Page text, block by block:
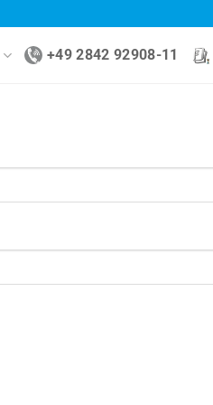
+49 2842 92908-11